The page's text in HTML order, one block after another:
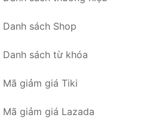
Danh sách Shop
Danh sách từ khóa
Mã giảm giá Tiki
Mã giảm giá Lazada